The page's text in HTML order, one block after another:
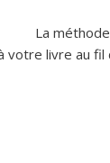
La
votre livre au fil